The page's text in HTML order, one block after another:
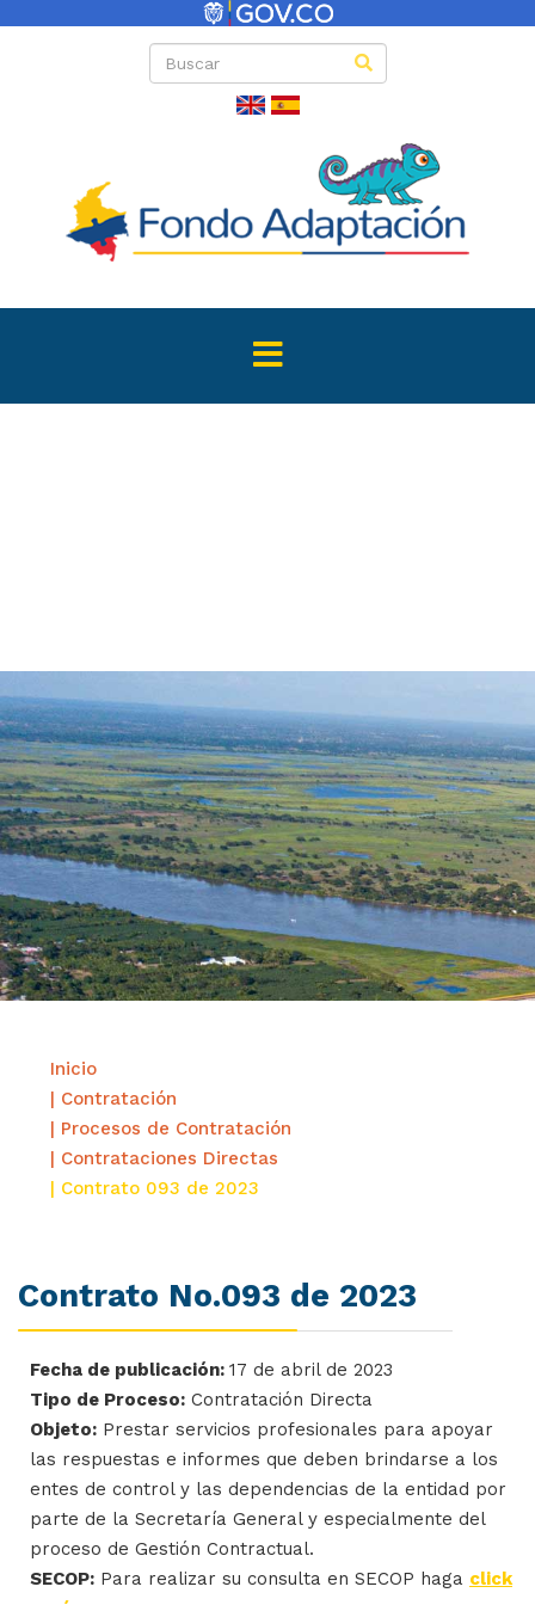
Directas
Inicio
| Contratación
| Procesos de Contratación
| Contrataciones Directas
| Contrato 093 de 2023
Contrato No.093 de 2023
Fecha de publicación: 17 de abril de 2023
Tipo de Proceso: Contratación Directa
Objeto: Prestar servicios profesionales para apoyar
las respuestas e informes que deben brindarse a los
entes de control y las dependencias de la entidad por
parte de la Secretaría General y especialmente del
proceso de Gestión Contractual.
SECOP: Para realizar su consulta en SECOP haga click